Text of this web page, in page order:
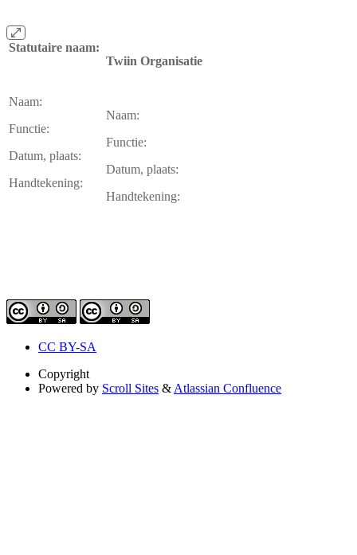
Statutaire naam:
Naam:
Functie:
Datum, plaats:
Handtekening:
Twiin Organisatie
Naam:
Functie:
Datum, plaats:
Handtekening:
CC BY-SA
Copyright
Powered by Scroll Sites & Atlassian Confluence